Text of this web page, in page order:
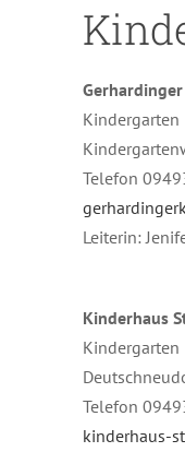
Kindergarten
Telefon
Leiterin:
Kinderhaus
Kindergarten
Telefon
kinderhaus-